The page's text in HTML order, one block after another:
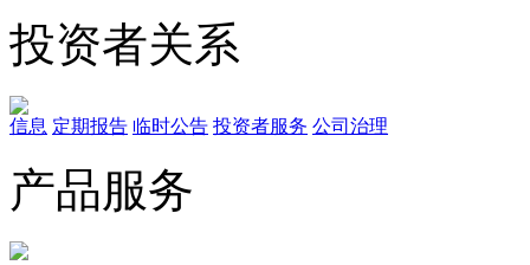
投资者关系
信息 定期报告 临时公告 投资者服务 公司治理
产品服务